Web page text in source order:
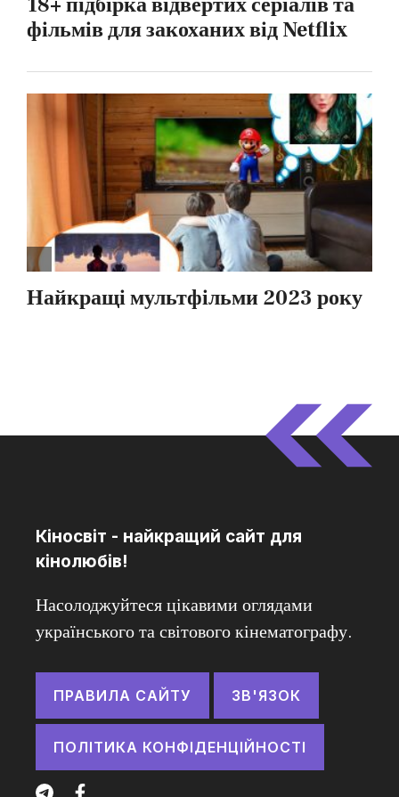
Кіносвіт - найкращий сайт для
кінолюбів!
Насолоджуйтеся цікавими оглядами
українського та світового кінематографу.
ПРАВИЛА САЙТУ ЗВ'ЯЗОК
ПОЛІТИКА КОНФІДЕНЦІЙНОСТІ